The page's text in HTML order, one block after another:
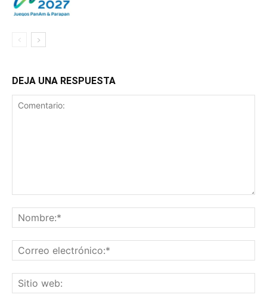
DEJA UNA RESPUESTA